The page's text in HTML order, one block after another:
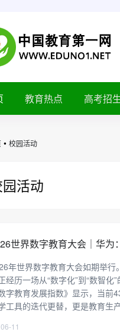
教育热点 高考招
• 校园活动
活动
世界数字教育大会｜华为
年世界数字教育大会如期举行
经历一场从“数字化”到“数智
字教育发展指数》显示，当前
工具的迭代更替，更是教育生
06-11